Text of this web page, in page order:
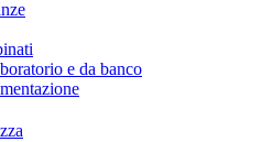
e da banco